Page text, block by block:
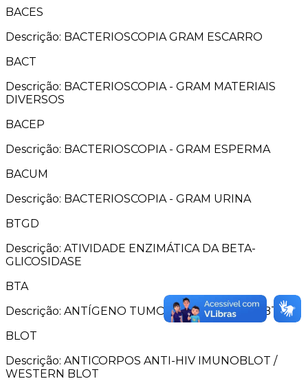
BACES
Descrição: BACTERIOSCOPIA GRAM ESCARRO
BACT
Descrição: BACTERIOSCOPIA - GRAM MATERIAIS
DIVERSOS
BACEP
Descrição: BACTERIOSCOPIA - GRAM ESPERMA
BACUM
Descrição: BACTERIOSCOPIA - GRAM URINA
BTGD
Descrição: ATIVIDADE ENZIMÁTICA DA BETA-
GLICOSIDASE
BTA
Descrição: ANTÍGENO TUMORAL DA BEXIGA - BTA
BLOT
Descrição: ANTICORPOS ANTI-HIV IMUNOBLOT /
WESTERN BLOT